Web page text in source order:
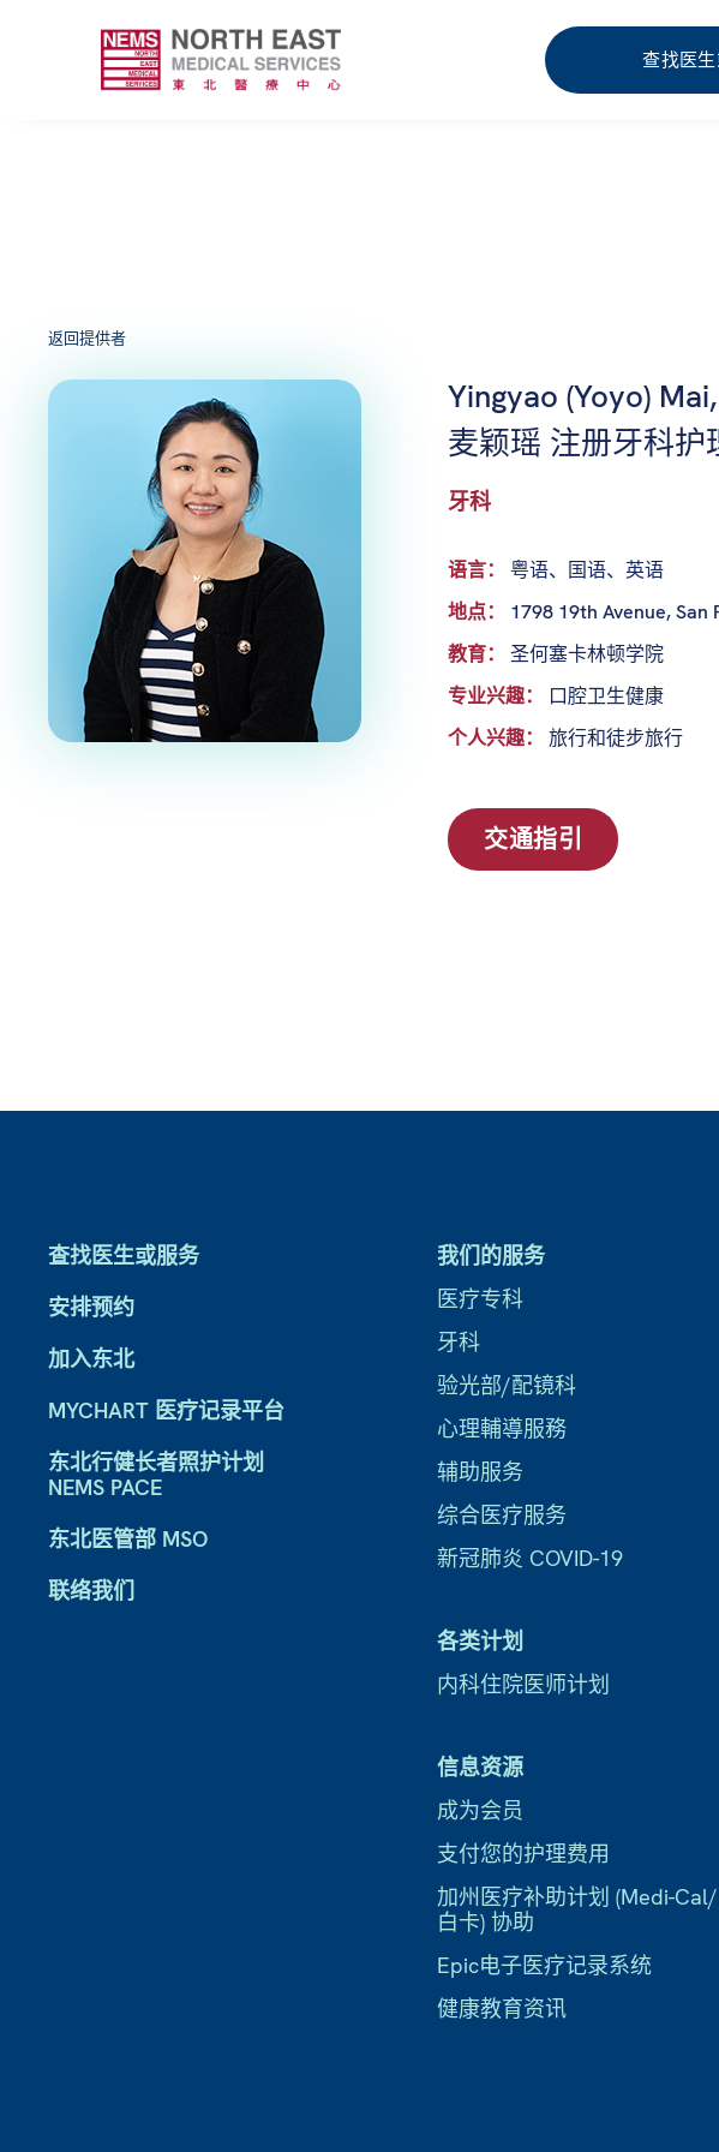
查找医
返回提供者
Yingyao (Yoyo)
麦颖瑶 注册牙科护
牙科
语言： 粤语、国语、英语
地点：
1798 19th Avenue, San
教育：
圣何塞卡林顿学院
专业兴趣：
口腔卫生健康
个人兴趣：
旅行和徒步旅行
交通指引
查找医生或服务
安排预约
加入东北
MYCHART 医疗记录平台
东北行健长者照护计划
NEMS PACE
东北医管部 MSO
联络我们
我们的服务
医疗专科
牙科
验光部/配镜科
心理輔導服務
辅助服务
综合医疗服务
新冠肺炎 COVID-19
各类计划
内科住院医师计划
信息资源
成为会员
支付您的护理费用
加州医疗补助计划 (Medi-Cal/
白卡) 协助
Epic电子医疗记录系统
健康教育资讯